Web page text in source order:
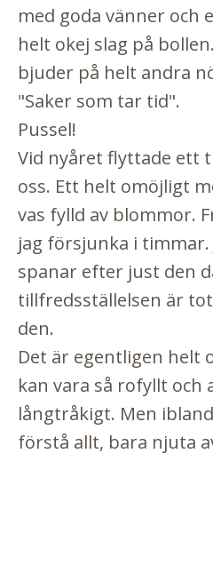
med goda vänner och
helt okej slag på
bjuder på helt andra
"Saker som tar tid".
Pussel!
Vid nyåret flyttade ett
oss. Ett helt omöjligt
vas fylld av blommor.
jag försjunka i timmar.
spanar efter just den
tillfredsställelsen är
den.
Det är egentligen helt
kan vara så rofyllt
långtråkigt. Men
förstå allt, bara njuta